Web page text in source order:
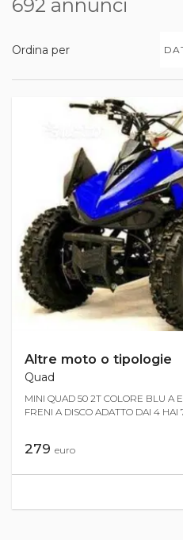
692 annunci
Ordina per
Altre moto o tipologie
Quad
MINI QUAD 50 2T COLORE BLU A
FRENI A DISCO ADATTO DAI 4 HAI
279 euro